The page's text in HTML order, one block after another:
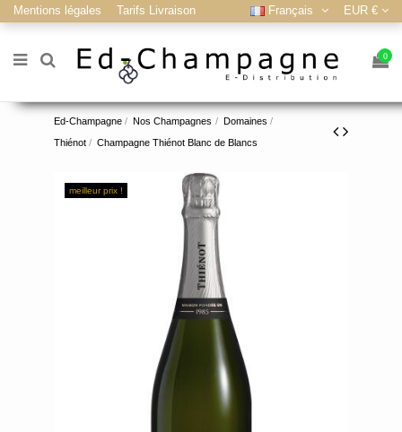
Mentions légales Tarifs Livraison Français EUR €
0
Ed-Champagne Nos Champagnes
Domaines
Thiénot
Champagne Thiénot Blanc de Blancs
meilleur prix !